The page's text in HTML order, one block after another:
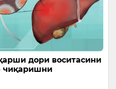
дори воситасини
чиқаришни